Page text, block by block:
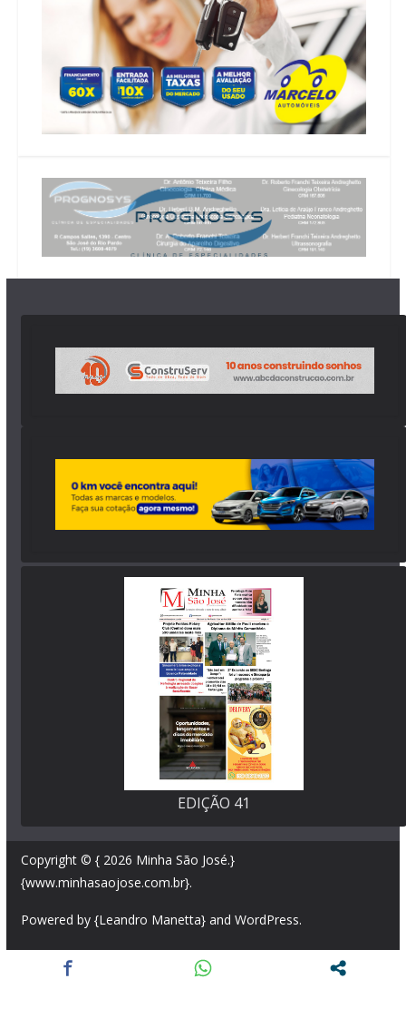
EDIÇÃO 41
Copyright © { 2026 Minha São José.}
{www.minhasaojose.com.br}.
Powered by {Leandro Manetta} and WordPress.